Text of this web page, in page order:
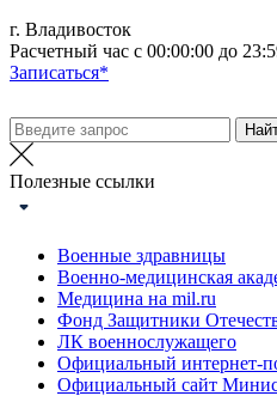
г. Владивосток
Расчетный час с 00:00:00 до
Записаться*
Полезные ссылки
Военные здравницы
Военно-медицинская
Медицина на mil.ru
Фонд Защитники
ЛК военнослужащего
Официальный интернет-
Официальный сайт